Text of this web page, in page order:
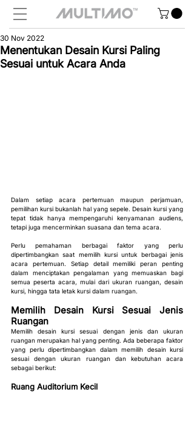
Menentukan Desain Kursi Paling
Sesuai untuk Acara Anda
30 Nov 2022
Dalam setiap acara pertemuan maupun perjamuan,
pemilihan kursi bukanlah hal yang sepele. Desain kursi yang
tepat tidak hanya mempengaruhi kenyamanan audiens,
tetapi juga mencerminkan suasana dan tema acara.
Perlu pemahaman berbagai faktor yang perlu
dipertimbangkan saat memilih kursi untuk berbagai jenis
acara pertemuan. Setiap detail memiliki peran penting
dalam menciptakan pengalaman yang memuaskan bagi
semua peserta acara, mulai dari ukuran ruangan, desain
kursi, hingga tata letak kursi dalam ruangan.
Memilih Desain Kursi Sesuai Jenis
Ruangan
Memilih desain kursi sesuai dengan jenis dan ukuran
ruangan merupakan hal yang penting. Ada beberapa faktor
yang perlu dipertimbangkan dalam memilih desain kursi
sesuai dengan ukuran ruangan dan kebutuhan acara
sebagai berikut:
Ruang Auditorium Kecil